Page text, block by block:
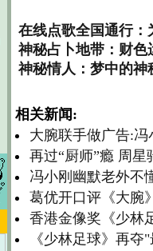
在线点歌全国通行
神秘占卜地带：财色
神秘情人：梦中的
相关新闻:
大腕联手做广告:冯
再过“厨师”瘾 周
冯小刚幽默老外不
葛优开口评《大腕
香港金像奖《少林
《少林足球》再